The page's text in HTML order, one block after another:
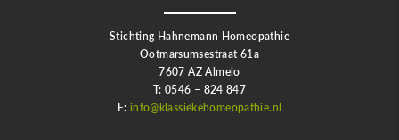
Stichting Hahnemann Homeopathie
Ootmarsumsestraat 61a
7607 AZ Almelo
T: 0546 – 824 847
E: info@klassiekehomeopathie.nl